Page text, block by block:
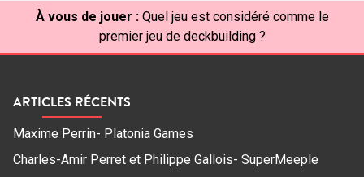
À vous de jouer : Quel jeu est considéré comme le
premier jeu de deckbuilding ?
ARTICLES RÉCENTS
Maxime Perrin- Platonia Games
Charles-Amir Perret et Philippe Gallois- SuperMeeple